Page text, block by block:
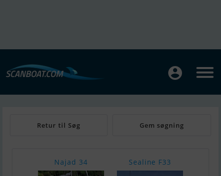
Retur til Søg Gem søgning
Najad 34 Sealine F33